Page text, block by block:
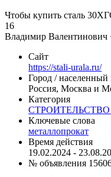
Чтобы купить сталь
16
Владимир Валентинович
Сайт
https://stali-urala.ru/
Город / населенный
Россия, Москва и
Категория
Ключевые слова
металлопрокат
Время действия
19.02.2024 -
№ объявления